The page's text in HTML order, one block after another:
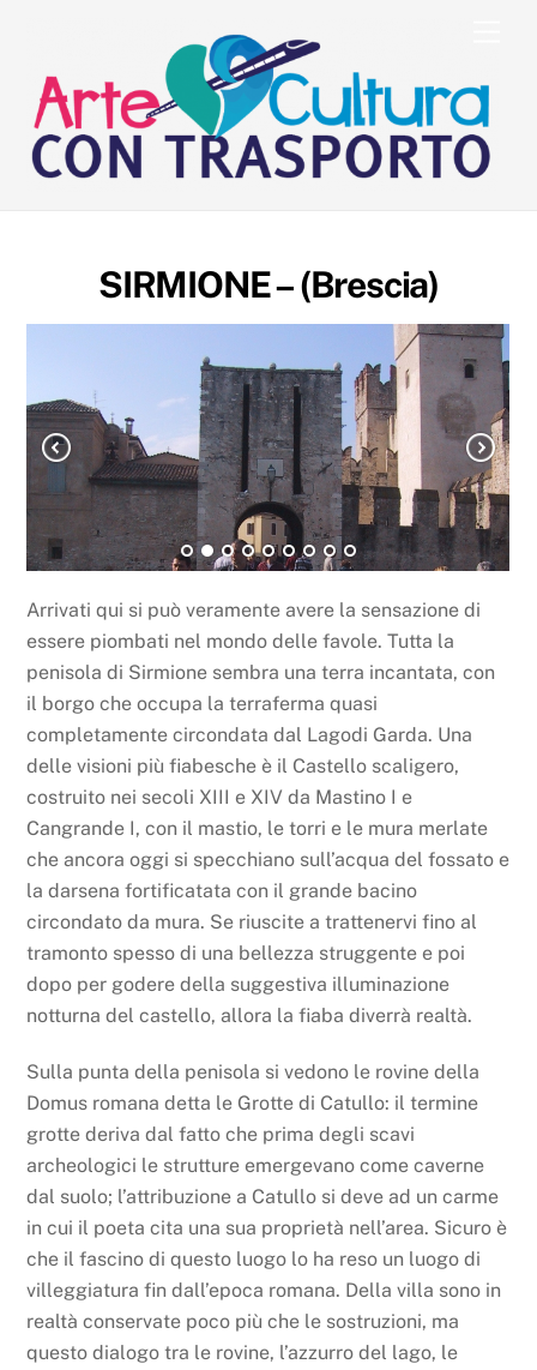
content
SIRMIONE – (Brescia)
Arrivati qui si può veramente avere la sensazione di
essere piombati nel mondo delle favole. Tutta la
penisola di Sirmione sembra una terra incantata, con
il borgo che occupa la terraferma quasi
completamente circondata dal Lagodi Garda. Una
delle visioni più fiabesche è il Castello scaligero,
costruito nei secoli XIII e XIV da Mastino I e
Cangrande I, con il mastio, le torri e le mura merlate
che ancora oggi si specchiano sull’acqua del fossato e
la darsena fortificatata con il grande bacino
circondato da mura. Se riuscite a trattenervi fino al
tramonto spesso di una bellezza struggente e poi
dopo per godere della suggestiva illuminazione
notturna del castello, allora la fiaba diverrà realtà.
Sulla punta della penisola si vedono le rovine della
Domus romana detta le Grotte di Catullo: il termine
grotte deriva dal fatto che prima degli scavi
archeologici le strutture emergevano come caverne
dal suolo; l’attribuzione a Catullo si deve ad un carme
in cui il poeta cita una sua proprietà nell’area. Sicuro è
che il fascino di questo luogo lo ha reso un luogo di
villeggiatura fin dall’epoca romana. Della villa sono in
realtà conservate poco più che le sostruzioni, ma
questo dialogo tra le rovine, l’azzurro del lago, le